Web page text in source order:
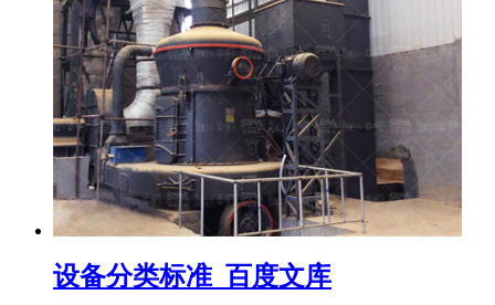
设备分类标准_百度文库